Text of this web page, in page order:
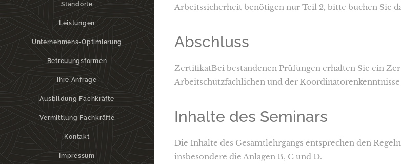
Standorte
Leistungen
Unternehmens-Optimierung
Betreuungsformen
Ihre Anfrage
Ausbildung Fachkräfte
Vermittlung Fachkräfte
Kontakt
Impressum
Arbeitssicherheit benötigen nur Teil 2, bitte buchen Sie
Abschluss
ZertifikatBei bestandenen Prüfungen erhalten Sie ein
Arbeitschutzfachlichen und der
Inhalte des Seminars
Die Inhalte des Gesamtlehrgangs entsprechen den
insbesondere die Anlagen B, C und D.